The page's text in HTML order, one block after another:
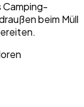
Camping-
beim Müll